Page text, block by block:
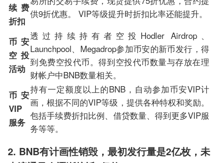
续费
折扣
供9折优惠。 VIP等级提升时折扣比率还能提升。
币安
空投
活动
透过持续持有者空投Hodler Airdrop、
Launchpool、Megadrop参加币安的新币发行，得
到免费空投代币。得到空投代币数量与存放在理
财帐户中BNB数量相关。
币安
VIP
服务
持有一定额度以上的BNB，自动参加币安VIP计
画，根据不同的VIP等级，提供各种特权和奖励。
包括手续费折扣比例、借贷数量、得到更多VIP服
务等等。
2. BNB有计画性销毁，最初发行量是2亿枚，未